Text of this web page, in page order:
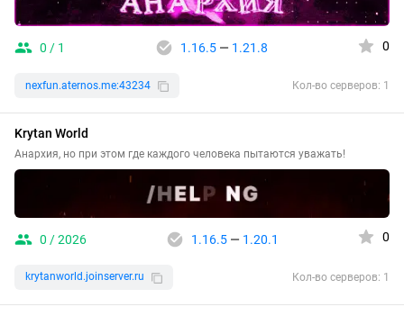
0 / 1 1.16.5— 1.21.8 0
nexfun.aternos.me:43234 Кол-во серверов: 1
Krytan World
Анархия, но при этом где каждого человека пытаются уважать!
0 / 2026 1.16.5— 1.20.1 0
krytanworld.joinserver.ru Кол-во серверов: 1